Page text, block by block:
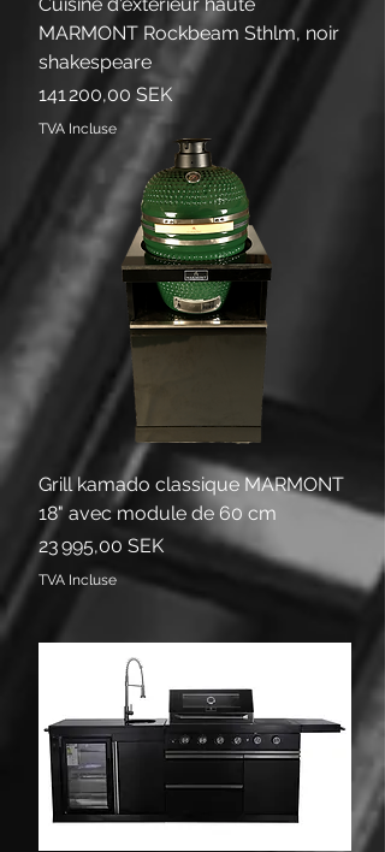
MARMONT Rockbeam Sthlm, noir
shakespeare
Prix
141 200,00 SEK
TVA Incluse
Grill kamado classique MARMONT
18" avec module de 60 cm
Prix
23 995,00 SEK
TVA Incluse